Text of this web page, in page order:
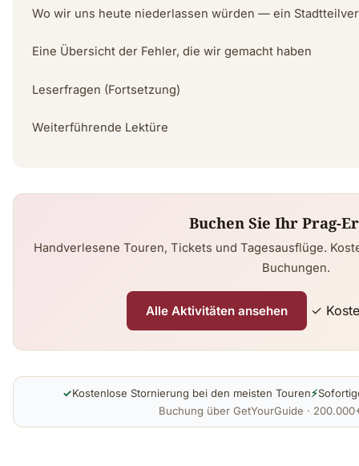
Wo wir uns heute niederlassen würden — ein
Eine Übersicht der Fehler, die wir gemacht haben
Leserfragen (Fortsetzung)
Weiterführende Lektüre
Buchen Sie Ihr Prag-
Handverlesene Touren, Tickets und Tagesausflüge.
Buchungen.
Alle Aktivitäten ansehen ✓
✓Kostenlose Stornierung bei den meisten Touren⚡
Buchung über GetYourGuide ·